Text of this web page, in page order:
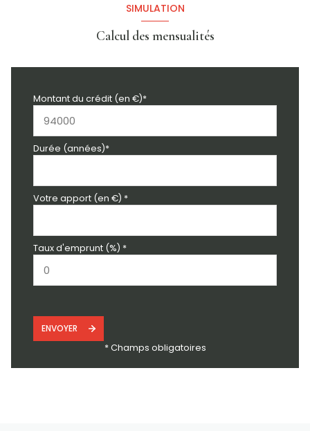
SIMULATION
Calcul des mensualités
Montant du crédit (en €)*
Durée (années)*
Votre apport (en €) *
Taux d'emprunt (%) *
ENVOYER
* Champs obligatoires